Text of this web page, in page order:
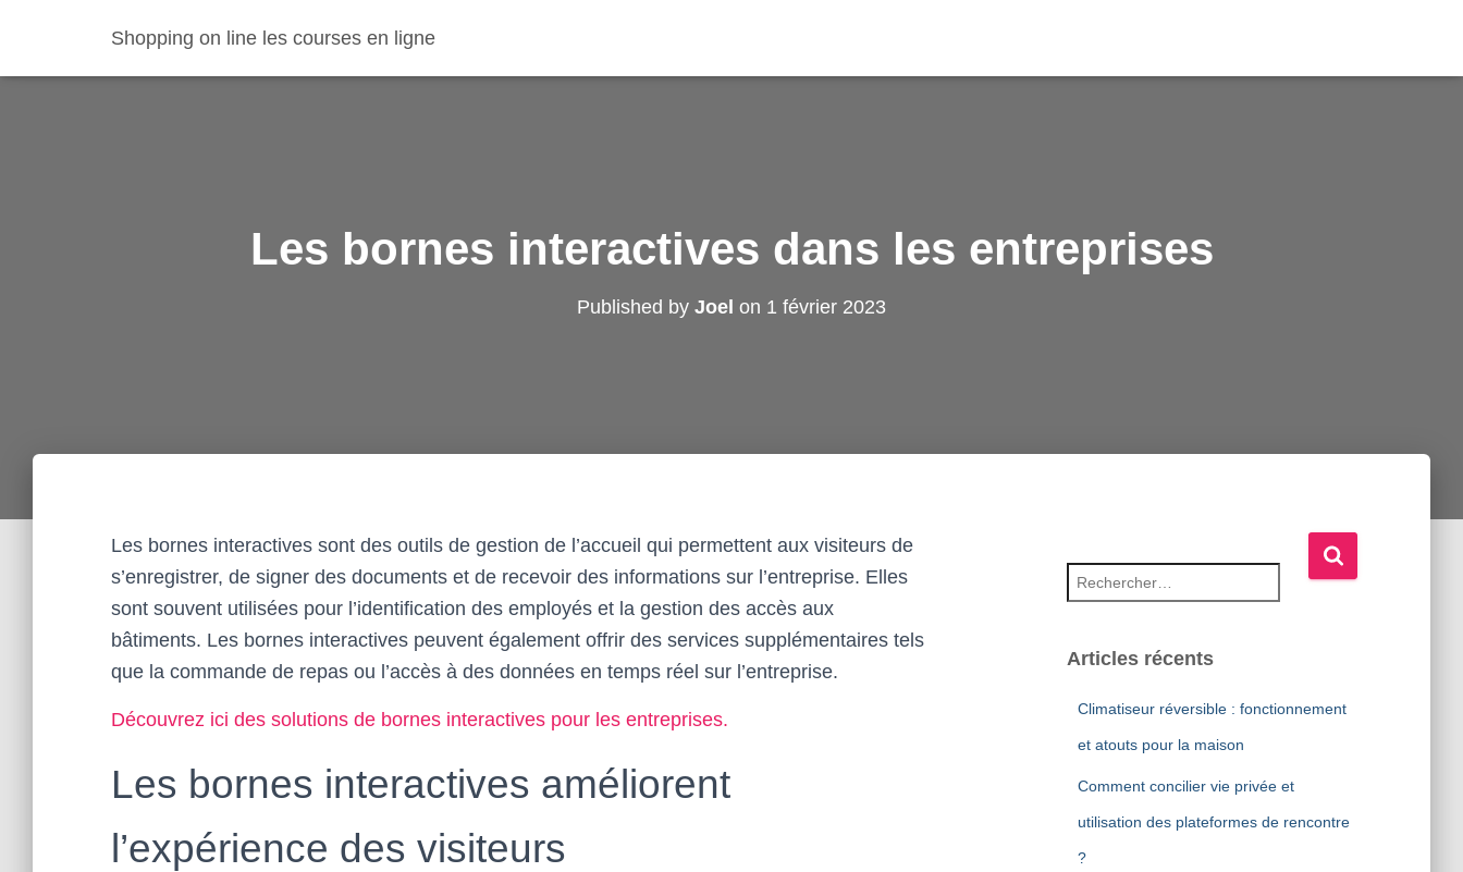
Shopping on line les courses en ligne
Les bornes interactives dans les entreprises
Published by Joel on 1 février 2023
Les bornes interactives sont des outils de gestion de l’accueil qui permettent aux visiteurs de
s’enregistrer, de signer des documents et de recevoir des informations sur l’entreprise. Elles
sont souvent utilisées pour l’identification des employés et la gestion des accès aux
bâtiments. Les bornes interactives peuvent également offrir des services supplémentaires tels
que la commande de repas ou l’accès à des données en temps réel sur l’entreprise.
Découvrez ici des solutions de bornes interactives pour les entreprises.
Les bornes interactives améliorent
l’expérience des visiteurs
Articles récents
Climatiseur réversible : fonctionnement
et atouts pour la maison
Comment concilier vie privée et
utilisation des plateformes de rencontre
?